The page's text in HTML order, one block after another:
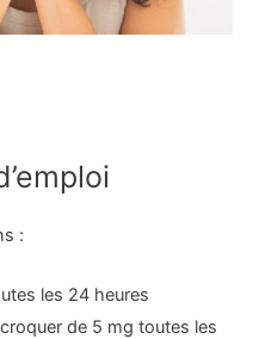
:
les 24 heures
de 5 mg toutes les